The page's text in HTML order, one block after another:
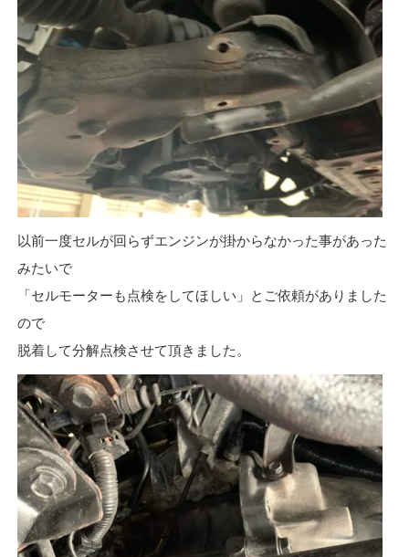
以前一度セルが回らずエンジンが掛からなかった事があった
みたいで
「セルモーターも点検をしてほしい」とご依頼がありました
ので
脱着して分解点検させて頂きました。